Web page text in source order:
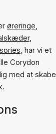
øreringe,
,
, har vi et
Corydon
med at skabe